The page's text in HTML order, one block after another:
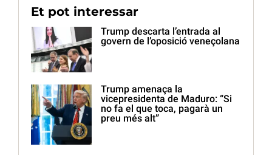
Et pot interessar
Trump descarta l’entrada al
govern de l’oposició veneçolana
Trump amenaça la
vicepresidenta de Maduro: “Si
no fa el que toca, pagarà un
preu més alt”